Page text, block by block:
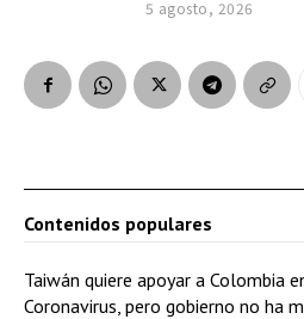
5 agosto, 2026
Contenidos populares
Taiwán quiere apoyar a Colombia
Coronavirus, pero gobierno no ha